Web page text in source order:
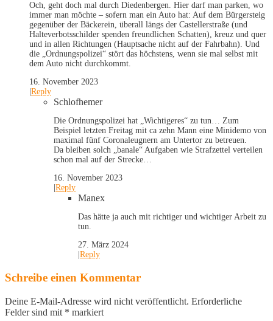
Och, geht doch mal durch Diedenbergen. Hier darf man parken, wo
immer man möchte – sofern man ein Auto hat: Auf dem Bürgersteig
gegenüber der Bäckerein, überall längs der Castellerstraße (und
Halteverbotsschilder spenden freundlichen Schatten), kreuz und quer
und in allen Richtungen (Hauptsache nicht auf der Fahrbahn). Und
die „Ordnungspolizei“ stört das höchstens, wenn sie mal selbst mit
dem Auto nicht durchkommt.
16. November 2023
Reply
Schlofhemer
Die Ordnungspolizei hat „Wichtigeres“ zu tun… Zum
Beispiel letzten Freitag mit ca zehn Mann eine Minidemo von
maximal fünf Coronaleugnern am Untertor zu betreuen.
Da bleiben solch „banale“ Aufgaben wie Strafzettel verteilen
schon mal auf der Strecke…
16. November 2023
Reply
Manex
Das hätte ja auch mit richtiger und wichtiger Arbeit zu
tun.
27. März 2024
Reply
Schreibe einen Kommentar
Deine E-Mail-Adresse wird nicht veröffentlicht. Erforderliche
Felder sind mit * markiert